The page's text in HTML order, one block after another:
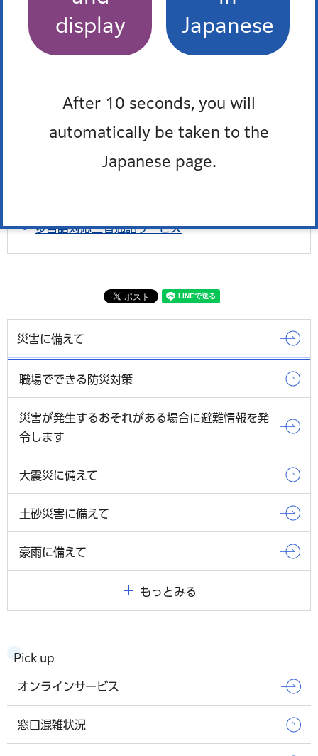
display
Japanese
After 10 seconds, you will
automatically be taken to the
Japanese page.
最近、チェックしたページはありません。
電話番号： 03-3578-2541
ファックス番号：03-3578-2539
多言語対応三者通話サービス
災害に備えて
職場でできる防災対策
災害が発生するおそれがある場合に避難情報を発
令します
大震災に備えて
土砂災害に備えて
豪雨に備えて
もっとみる
Pick up
オンラインサービス
窓口混雑状況